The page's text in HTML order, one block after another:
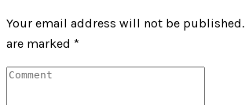
Your email address will not be published.
are marked *